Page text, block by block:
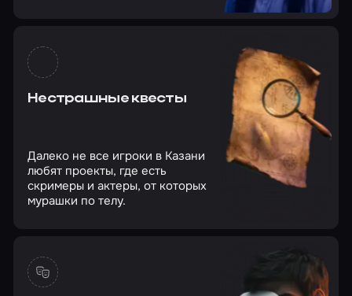
Нестрашные квесты
Далеко не все игроки в Казани
любят проекты, где есть
скримеры и актеры, от которых
мурашки по телу.